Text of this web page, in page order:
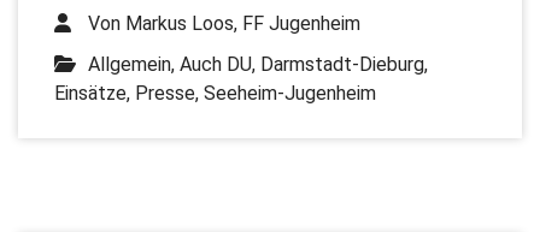
Von Markus Loos, FF Jugenheim
Allgemein, Auch DU, Darmstadt-Dieburg,
Einsätze, Presse, Seeheim-Jugenheim